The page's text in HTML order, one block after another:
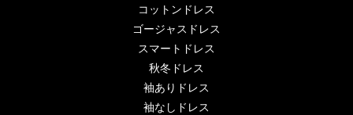
コットンドレス
ゴージャスドレス
スマートドレス
秋冬ドレス
袖ありドレス
袖なしドレス